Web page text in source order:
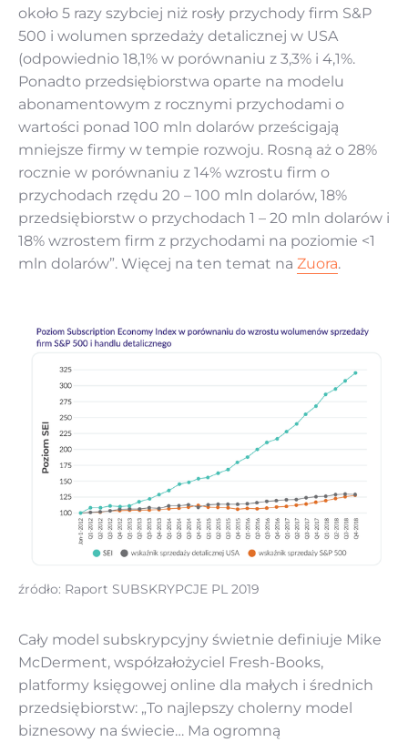
około 5 razy szybciej niż rosły przychody firm S&P
500 i wolumen sprzedaży detalicznej w USA
(odpowiednio 18,1% w porównaniu z 3,3% i 4,1%.
Ponadto przedsiębiorstwa oparte na modelu
abonamentowym z rocznymi przychodami o
wartości ponad 100 mln dolarów prześcigają
mniejsze firmy w tempie rozwoju. Rosną aż o 28%
rocznie w porównaniu z 14% wzrostu firm o
przychodach rzędu 20 – 100 mln dolarów, 18%
przedsiębiorstw o przychodach 1 – 20 mln dolarów i
18% wzrostem firm z przychodami na poziomie <1
mln dolarów”. Więcej na ten temat na Zuora.
źródło: Raport SUBSKRYPCJE PL 2019
Cały model subskrypcyjny świetnie definiuje Mike
McDerment, współzałożyciel Fresh-Books,
platformy księgowej online dla małych i średnich
przedsiębiorstw: „To najlepszy cholerny model
biznesowy na świecie… Ma ogromną